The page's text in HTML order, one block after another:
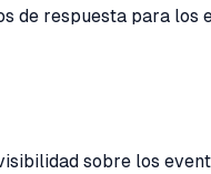
de respuesta para los
sobre los